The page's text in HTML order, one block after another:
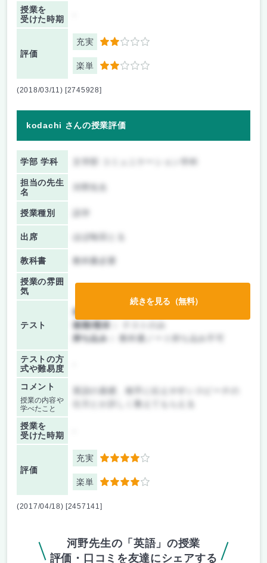
授業を
受けた時期
評価
充実 2
楽単 2
(2018/03/11) [2745928]
kodachi さんの授業評価
学部 学科
担当の先生
名
授業種別
出席 ほぼ毎回とる
教科書 教科書必要
授業の雰囲
気
テスト
前期/中間：
後期/期末：
持ち込み：
教科書ノート持ち込み不可
テストの方
式や難易度
コメント
授業の内容や
学べたこと
授業を
受けた時期
評価
充実 4
楽単 4
続きを見る（無料）
(2017/04/18) [2457141]
河野先生の「英語」の授業
評価・口コミを友達にシェアする